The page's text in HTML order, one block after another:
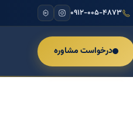
۰۹۱۲-۰۰۵-۴۸۷۳
درخواست مشاوره